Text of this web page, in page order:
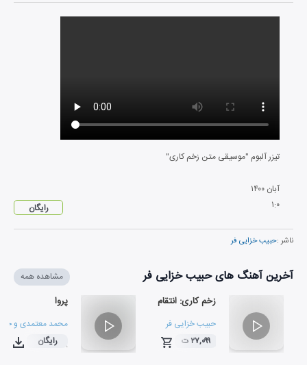
تیزر آلبوم "موسیقی متن زخم کاری"
آبان ۱۴۰۰
۱:۰ رایگان
ناشر :حبیب خزایی فر
آخرین آهنگ های حبیب خزایی فر مشاهده همه
زخم کاری: انتقام
حبیب خزایی فر
۰۳:۱۳
۲۷,۰۹۹ ت
پروا
محمد معتمدی و
۰۲:۵۸رایگان